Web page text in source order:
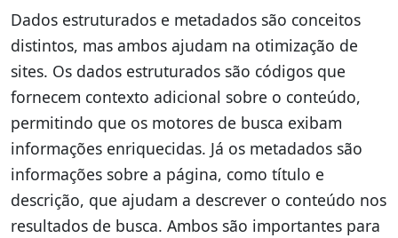
Dados estruturados e metadados são conceitos
distintos, mas ambos ajudam na otimização de
sites. Os dados estruturados são códigos que
fornecem contexto adicional sobre o conteúdo,
permitindo que os motores de busca exibam
informações enriquecidas. Já os metadados são
informações sobre a página, como título e
descrição, que ajudam a descrever o conteúdo nos
resultados de busca. Ambos são importantes para